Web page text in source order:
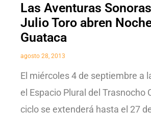
Las Aventuras
Julio Toro abren
Guataca
agosto 28, 2013
El miércoles 4 de septiembre a
el Espacio Plural del Trasnocho
ciclo se extenderá hasta el 27